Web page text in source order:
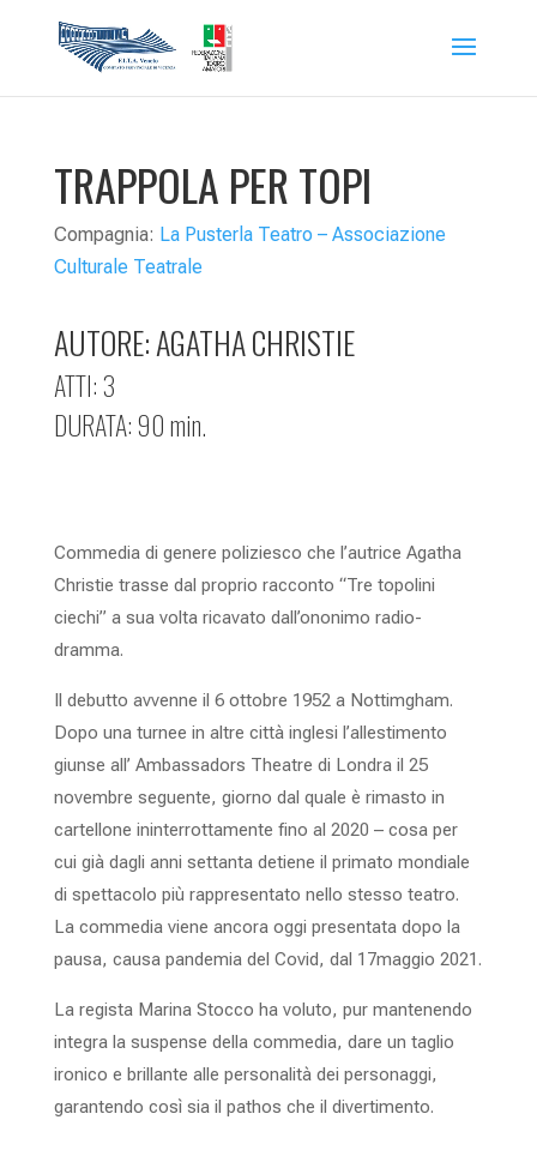
TRAPPOLA PER TOPI
Compagnia: La Pusterla Teatro – Associazione
Culturale Teatrale
AUTORE: AGATHA CHRISTIE
ATTI: 3
DURATA: 90 min.
Commedia di genere poliziesco che l’autrice Agatha
Christie trasse dal proprio racconto “Tre topolini
ciechi” a sua volta ricavato dall’ononimo radio-
dramma.
Il debutto avvenne il 6 ottobre 1952 a Nottimgham.
Dopo una turnee in altre città inglesi l’allestimento
giunse all’ Ambassadors Theatre di Londra il 25
novembre seguente, giorno dal quale è rimasto in
cartellone ininterrottamente fino al 2020 – cosa per
cui già dagli anni settanta detiene il primato mondiale
di spettacolo più rappresentato nello stesso teatro.
La commedia viene ancora oggi presentata dopo la
pausa, causa pandemia del Covid, dal 17maggio 2021.
La regista Marina Stocco ha voluto, pur mantenendo
integra la suspense della commedia, dare un taglio
ironico e brillante alle personalità dei personaggi,
garantendo così sia il pathos che il divertimento.